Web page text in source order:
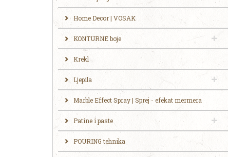
Home Decor | VOSAK
KONTURNE boje
Krekl
Ljepila
Marble Effect Spray | Sprej - efekat mermera
Patine i paste
POURING tehnika